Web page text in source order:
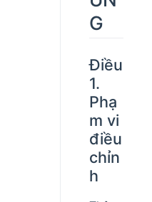
G
Điều
1.
Phạ
m vi
điều
chỉn
h